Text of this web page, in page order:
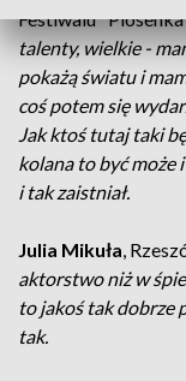
Festiwalu
talenty, wielkie -
pokażą światu i
coś potem się
Jak ktoś tutaj taki
kolana to być może
i tak zaistniał.
Julia Mikuła,
aktorstwo niż w
to jakoś tak dobrze
tak.